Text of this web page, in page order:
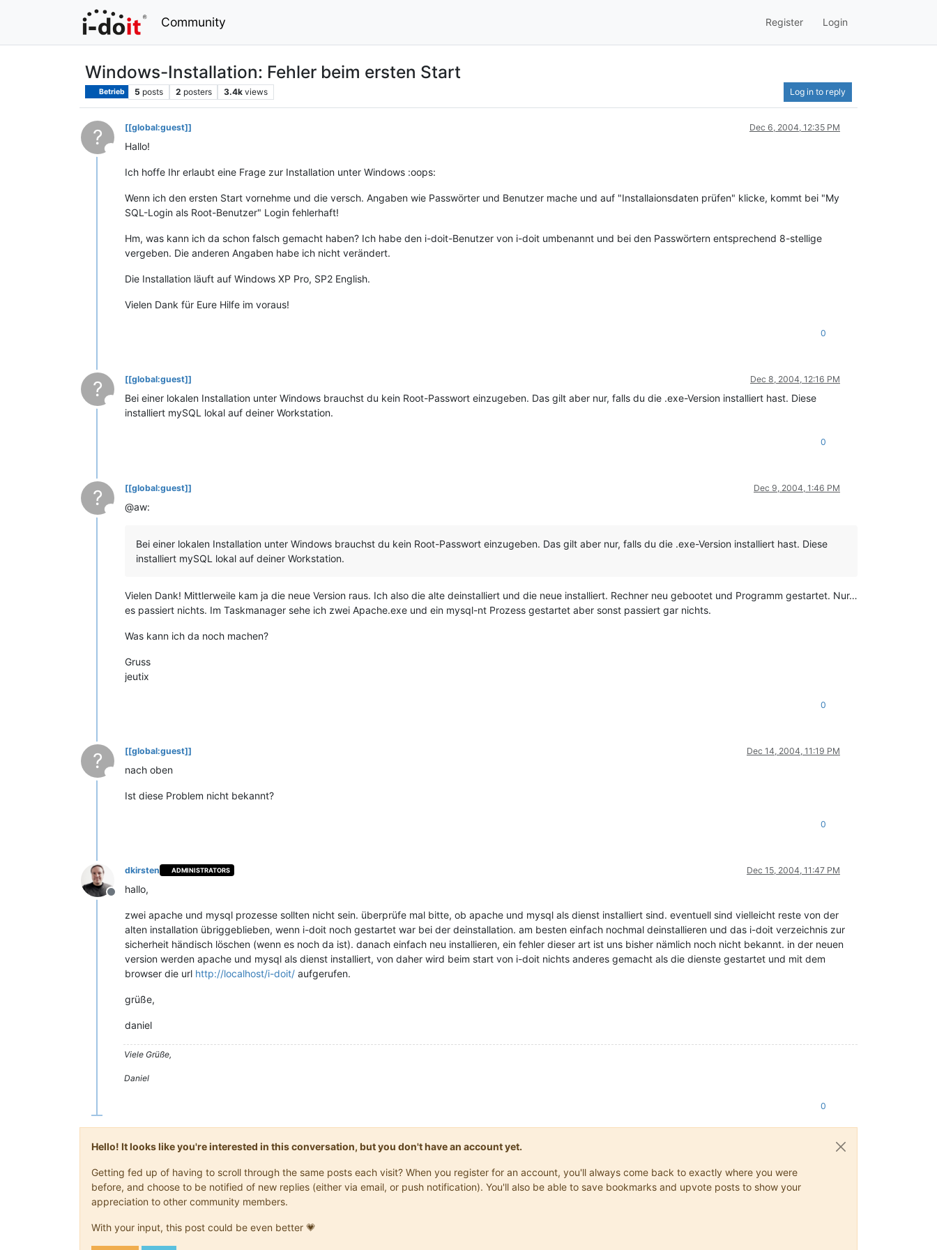
Community Register Login
Windows-Installation: Fehler beim ersten Start
Betrieb 5 posts 2 posters 3.4k views Log in to reply
? This user is from outside of this forum
[[global:guest]] Dec 6, 2004, 12:35 PM
Hallo!
Ich hoffe Ihr erlaubt eine Frage zur Installation unter Windows :oops:
Wenn ich den ersten Start vornehme und die versch. Angaben wie Passwörter und Benutzer mache und auf "Installaionsdaten prüfen" klicke, kommt bei "My
SQL-Login als Root-Benutzer" Login fehlerhaft!
Hm, was kann ich da schon falsch gemacht haben? Ich habe den i-doit-Benutzer von i-doit umbenannt und bei den Passwörtern entsprechend 8-stellige
vergeben. Die anderen Angaben habe ich nicht verändert.
Die Installation läuft auf Windows XP Pro, SP2 English.
Vielen Dank für Eure Hilfe im voraus!
0
? This user is from outside of this forum
[[global:guest]] Dec 8, 2004, 12:16 PM
Bei einer lokalen Installation unter Windows brauchst du kein Root-Passwort einzugeben. Das gilt aber nur, falls du die .exe-Version installiert hast. Diese
installiert mySQL lokal auf deiner Workstation.
0
? This user is from outside of this forum
[[global:guest]] Dec 9, 2004, 1:46 PM
@aw:
Bei einer lokalen Installation unter Windows brauchst du kein Root-Passwort einzugeben. Das gilt aber nur, falls du die .exe-Version installiert hast. Diese
installiert mySQL lokal auf deiner Workstation.
Vielen Dank! Mittlerweile kam ja die neue Version raus. Ich also die alte deinstalliert und die neue installiert. Rechner neu gebootet und Programm gestartet. Nur…
es passiert nichts. Im Taskmanager sehe ich zwei Apache.exe und ein mysql-nt Prozess gestartet aber sonst passiert gar nichts.
Was kann ich da noch machen?
Gruss
jeutix
0
? This user is from outside of this forum
[[global:guest]] Dec 14, 2004, 11:19 PM
nach oben
Ist diese Problem nicht bekannt?
0
Offline
dkirsten ADMINISTRATORS Dec 15, 2004, 11:47 PM
hallo,
zwei apache und mysql prozesse sollten nicht sein. überprüfe mal bitte, ob apache und mysql als dienst installiert sind. eventuell sind vielleicht reste von der
alten installation übriggeblieben, wenn i-doit noch gestartet war bei der deinstallation. am besten einfach nochmal deinstallieren und das i-doit verzeichnis zur
sicherheit händisch löschen (wenn es noch da ist). danach einfach neu installieren, ein fehler dieser art ist uns bisher nämlich noch nicht bekannt. in der neuen
version werden apache und mysql als dienst installiert, von daher wird beim start von i-doit nichts anderes gemacht als die dienste gestartet und mit dem
browser die url http://localhost/i-doit/ aufgerufen.
grüße,
daniel
Viele Grüße,
Daniel
0
Hello! It looks like you're interested in this conversation, but you don't have an account yet.
Getting fed up of having to scroll through the same posts each visit? When you register for an account, you'll always come back to exactly where you were
before, and choose to be notified of new replies (either via email, or push notification). You'll also be able to save bookmarks and upvote posts to show your
appreciation to other community members.
With your input, this post could be even better 💗